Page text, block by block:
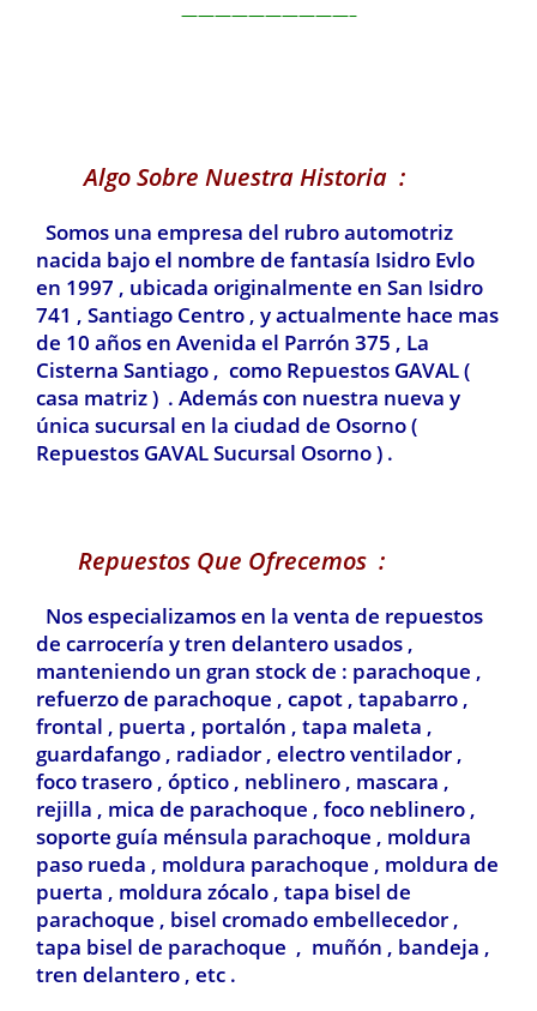
——————————–
Algo Sobre Nuestra Historia :
Somos una empresa del rubro automotriz
nacida bajo el nombre de fantasía Isidro Evlo
en 1997 , ubicada originalmente en San Isidro
741 , Santiago Centro , y actualmente hace mas
de 10 años en Avenida el Parrón 375 , La
Cisterna Santiago , como Repuestos GAVAL (
casa matriz ) . Además con nuestra nueva y
única sucursal en la ciudad de Osorno (
Repuestos GAVAL Sucursal Osorno ) .
Repuestos Que Ofrecemos :
Nos especializamos en la venta de repuestos
de carrocería y tren delantero usados ,
manteniendo un gran stock de : parachoque ,
refuerzo de parachoque , capot , tapabarro ,
frontal , puerta , portalón , tapa maleta ,
guardafango , radiador , electro ventilador ,
foco trasero , óptico , neblinero , mascara ,
rejilla , mica de parachoque , foco neblinero ,
soporte guía ménsula parachoque , moldura
paso rueda , moldura parachoque , moldura de
puerta , moldura zócalo , tapa bisel de
parachoque , bisel cromado embellecedor ,
tapa bisel de parachoque , muñón , bandeja ,
tren delantero , etc .